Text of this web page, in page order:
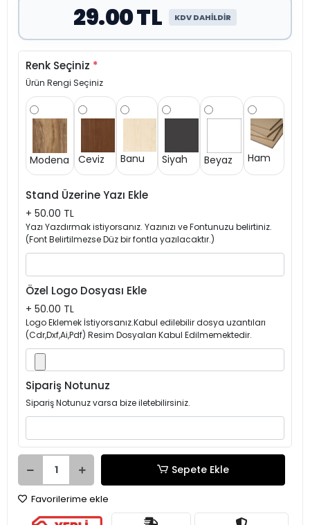
29.00 TL KDV DAHİLDİR
Renk Seçiniz *
Ürün Rengi Seçiniz
Modena Ceviz Banu Siyah Beyaz Ham
Stand Üzerine Yazı Ekle
+ 50.00 TL
Yazı Yazdırmak istiyorsanız. Yazınızı ve Fontunuzu belirtiniz.
(Font Belirtilmezse Düz bir fontla yazılacaktır.)
Özel Logo Dosyası Ekle
+ 50.00 TL
Logo Eklemek İstiyorsanız.Kabul edilebilir dosya uzantıları
(Cdr,Dxf,Ai,Pdf) Resim Dosyaları Kabul Edilmemektedir.
Sipariş Notunuz
Sipariş Notunuz varsa bize iletebilirsiniz.
Sepete Ekle
Favorilerime ekle